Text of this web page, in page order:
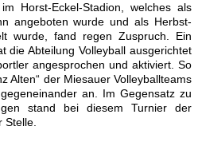
Horst-Eckel-Stadion, welches als
angeboten wurde und als Herbst-
wurde, fand regen Zuspruch. Ein
die Abteilung Volleyball ausgerichtet
angesprochen und aktiviert. So
Alten“ der Miesauer Volleyballteams
an. Im Gegensatz zu
stand bei diesem Turnier der